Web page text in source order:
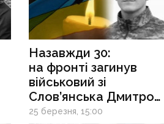
Назавжди 30:
на фронті загинув
військовий зі
Слов’янська Дмитро
Донський
25 березня, 15:00